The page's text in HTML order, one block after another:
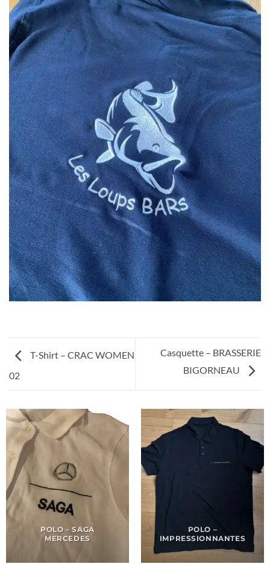
T-Shirt – CRAC WOMEN
02
Casquette – BRASSERIE
BIGORNEAU
POLO – SAGA
MERCEDES
POLO –
IMPRESSIONNANTES